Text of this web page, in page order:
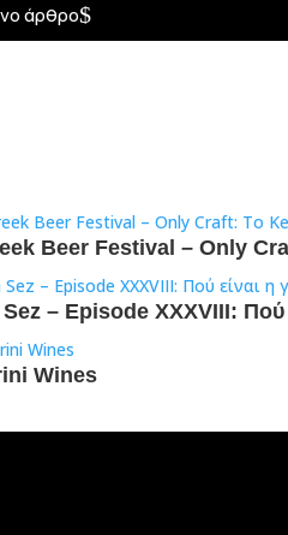
άρθρο$
Beer Festival – Only
– Episode XXXVIII: Πού
Wines